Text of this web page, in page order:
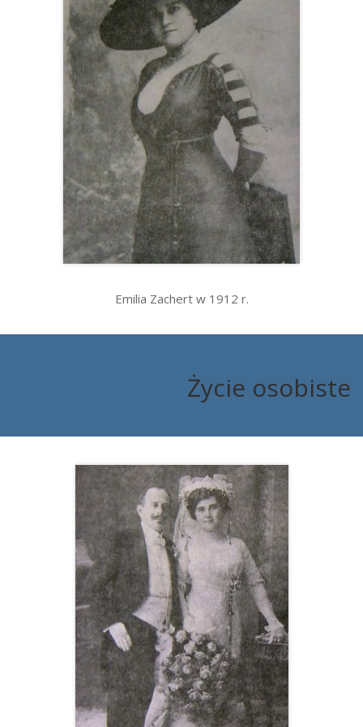
Emilia Zachert w 1912 r.
Życie osobiste